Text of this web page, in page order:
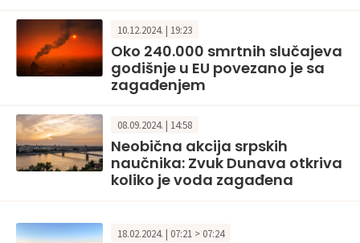
10.12.2024. | 19:23
Oko 240.000 smrtnih slučajeva
godišnje u EU povezano je sa
zagađenjem
08.09.2024. | 14:58
Neobična akcija srpskih
naučnika: Zvuk Dunava otkriva
koliko je voda zagađena
18.02.2024. | 07:21 > 07:24